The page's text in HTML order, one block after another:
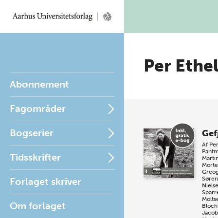
Abonnement
Fagområder
Bogserier
Tidsskrifter
Forlaget skriver
Om forlaget
Per
Af
Bloch